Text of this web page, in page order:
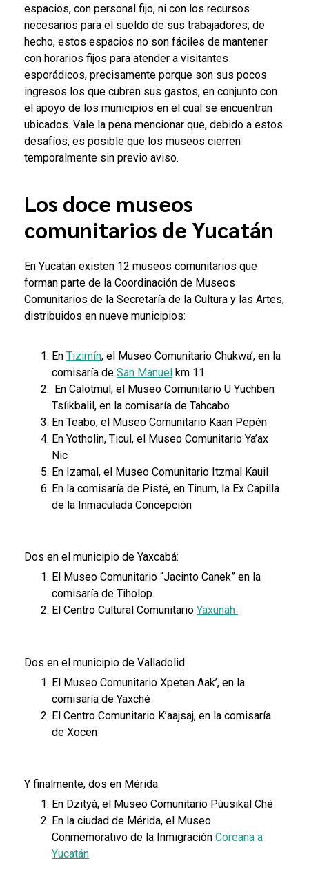
espacios, con personal fijo, ni con los recursos
necesarios para el sueldo de sus trabajadores; de
hecho, estos espacios no son fáciles de mantener
con horarios fijos para atender a visitantes
esporádicos, precisamente porque son sus pocos
ingresos los que cubren sus gastos, en conjunto con
el apoyo de los municipios en el cual se encuentran
ubicados. Vale la pena mencionar que, debido a estos
desafíos, es posible que los museos cierren
temporalmente sin previo aviso.
Los doce museos
comunitarios de Yucatán
En Yucatán existen 12 museos comunitarios que
forman parte de la Coordinación de Museos
Comunitarios de la Secretaría de la Cultura y las Artes,
distribuidos en nueve municipios:
En Tizimín, el Museo Comunitario Chukwa’, en la
comisaría de San Manuel km 11.
En Calotmul, el Museo Comunitario U Yuchben
Tsíikbalil, en la comisaría de Tahcabo
En Teabo, el Museo Comunitario Kaan Pepén
En Yotholin, Ticul, el Museo Comunitario Ya’ax
Nic
En Izamal, el Museo Comunitario Itzmal Kauil
En la comisaría de Pisté, en Tinum, la Ex Capilla
de la Inmaculada Concepción
Dos en el municipio de Yaxcabá:
El Museo Comunitario “Jacinto Canek” en la
comisaría de Tiholop.
El Centro Cultural Comunitario Yaxunah
Dos en el municipio de Valladolid:
El Museo Comunitario Xpeten Aak’, en la
comisaría de Yaxché
El Centro Comunitario K’aajsaj, en la comisaría
de Xocen
Y finalmente, dos en Mérida:
En Dzityá, el Museo Comunitario Púusikal Ché
En la ciudad de Mérida, el Museo
Conmemorativo de la Inmigración Coreana a
Yucatán